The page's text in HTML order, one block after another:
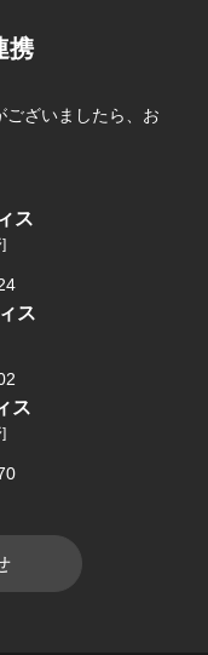
携
ございましたら、お
ス
ス
ス